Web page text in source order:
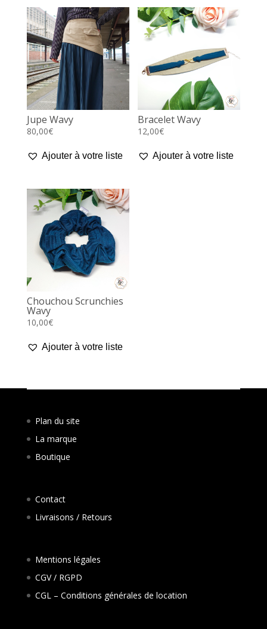
Jupe Wavy
80,00€
Ajouter à votre liste
Bracelet Wavy
12,00€
Ajouter à votre liste
Chouchou Scrunchies
Wavy
10,00€
Ajouter à votre liste
Plan du site
La marque
Boutique
Contact
Livraisons / Retours
Mentions légales
CGV / RGPD
CGL – Conditions générales de location